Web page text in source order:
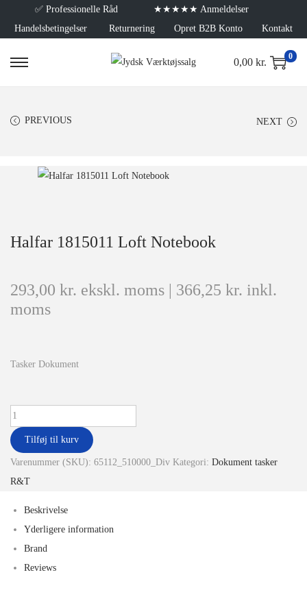
✅ Professionelle Råd
★★★★★ Anmeldelser
Handelsbetingelser
Returnering Opret B2B Konto Kontakt
0,00 kr. 0
PREVIOUS NEXT
Halfar 1815011 Loft Notebook
293,00 kr. ekskl. moms | 366,25 kr. inkl.
moms
Tasker Dokument
Tilføj til kurv
Varenummer (SKU): 65112_510000_Div Kategori: Dokument tasker
R&T
Beskrivelse
Yderligere information
Brand
Reviews